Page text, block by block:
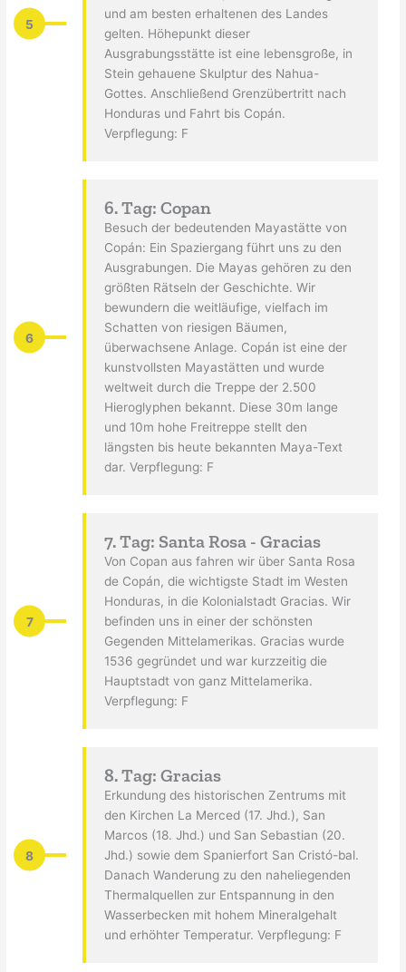
5
und am besten erhaltenen des Landes
gelten. Höhepunkt dieser
Ausgrabungsstätte ist eine lebensgroße, in
Stein gehauene Skulptur des Nahua-
Gottes. Anschließend Grenzübertritt nach
Honduras und Fahrt bis Copán.
Verpflegung: F
6
6. Tag: Copan
Besuch der bedeutenden Mayastätte von
Copán: Ein Spaziergang führt uns zu den
Ausgrabungen. Die Mayas gehören zu den
größten Rätseln der Geschichte. Wir
bewundern die weitläufige, vielfach im
Schatten von riesigen Bäumen,
überwachsene Anlage. Copán ist eine der
kunstvollsten Mayastätten und wurde
weltweit durch die Treppe der 2.500
Hieroglyphen bekannt. Diese 30m lange
und 10m hohe Freitreppe stellt den
längsten bis heute bekannten Maya-Text
dar. Verpflegung: F
7
7. Tag: Santa Rosa - Gracias
Von Copan aus fahren wir über Santa Rosa
de Copán, die wichtigste Stadt im Westen
Honduras, in die Kolonialstadt Gracias. Wir
befinden uns in einer der schönsten
Gegenden Mittelamerikas. Gracias wurde
1536 gegründet und war kurzzeitig die
Hauptstadt von ganz Mittelamerika.
Verpflegung: F
8
8. Tag: Gracias
Erkundung des historischen Zentrums mit
den Kirchen La Merced (17. Jhd.), San
Marcos (18. Jhd.) und San Sebastian (20.
Jhd.) sowie dem Spanierfort San Cristó-bal.
Danach Wanderung zu den naheliegenden
Thermalquellen zur Entspannung in den
Wasserbecken mit hohem Mineralgehalt
und erhöhter Temperatur. Verpflegung: F